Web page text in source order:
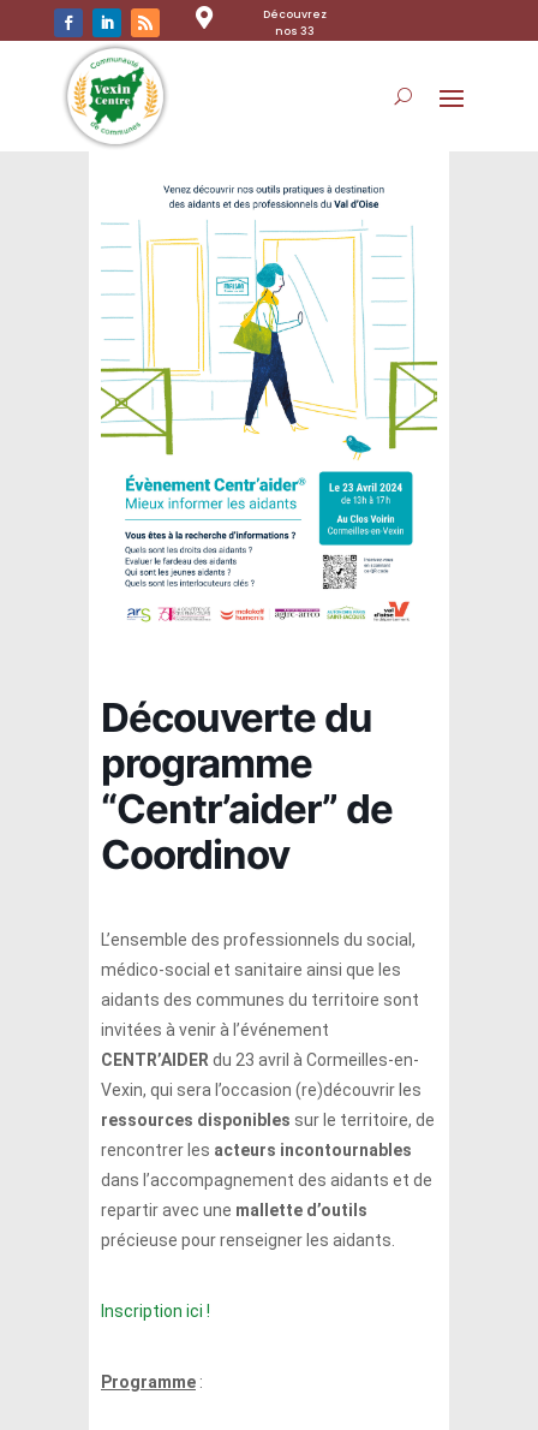

Découvrez
nos 33
Découverte du
programme
“Centr’aider” de
Coordinov
L’ensemble des professionnels du social,
médico-social et sanitaire ainsi que les
aidants des communes du territoire sont
invitées à venir à l’événement
CENTR’AIDER du 23 avril à Cormeilles-en-
Vexin, qui sera l’occasion (re)découvrir les
ressources disponibles sur le territoire, de
rencontrer les acteurs incontournables
dans l’accompagnement des aidants et de
repartir avec une mallette d’outils
précieuse pour renseigner les aidants.
Inscription ici !
Programme :